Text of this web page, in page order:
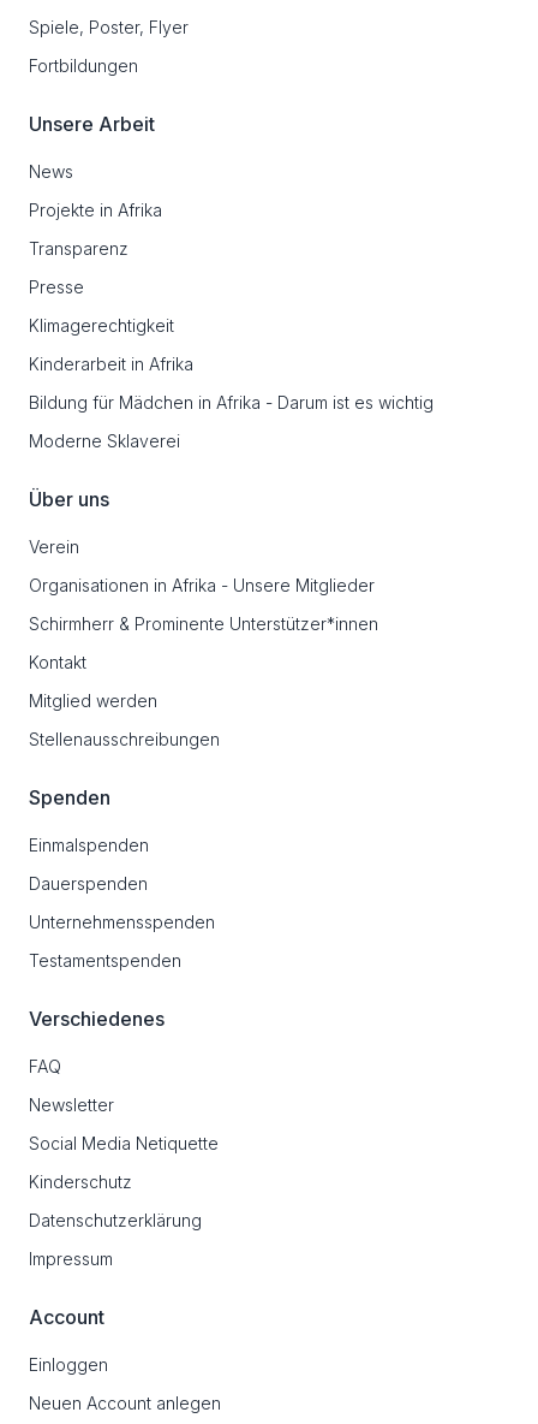
Spiele, Poster, Flyer
Fortbildungen
Unsere Arbeit
News
Projekte in Afrika
Transparenz
Presse
Klimagerechtigkeit
Kinderarbeit in Afrika
Bildung für Mädchen in Afrika - Darum ist es wichtig
Moderne Sklaverei
Über uns
Verein
Organisationen in Afrika - Unsere Mitglieder
Schirmherr & Prominente Unterstützer*innen
Kontakt
Mitglied werden
Stellenausschreibungen
Spenden
Einmalspenden
Dauerspenden
Unternehmensspenden
Testamentspenden
Verschiedenes
FAQ
Newsletter
Social Media Netiquette
Kinderschutz
Datenschutzerklärung
Impressum
Account
Einloggen
Neuen Account anlegen